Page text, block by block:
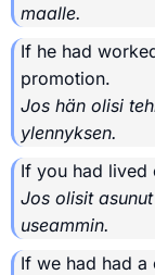
maalle.
If he had
promotion.
Jos hän olisi
ylennyksen.
If you had lived
Jos olisit
useammin.
If we had had a